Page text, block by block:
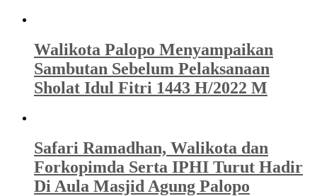
Walikota Palopo Menyampaikan
Sambutan Sebelum Pelaksanaan
Sholat Idul Fitri 1443 H/2022 M
Safari Ramadhan, Walikota dan
Forkopimda Serta IPHI Turut Hadir
Di Aula Masjid Agung Palopo